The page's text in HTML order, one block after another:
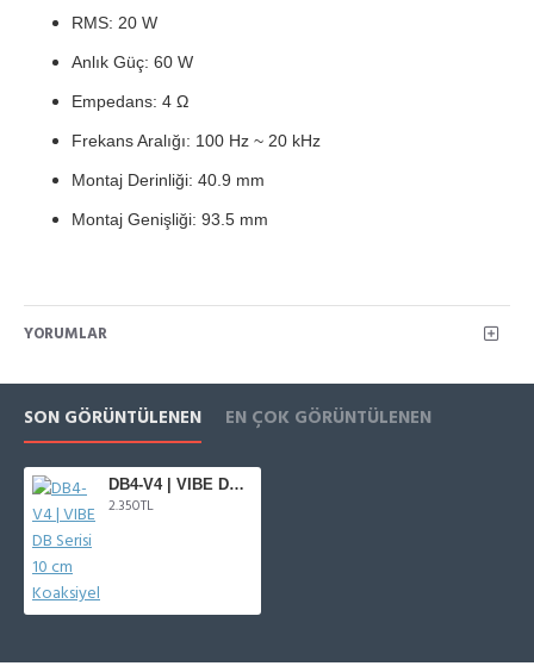
RMS: 20 W
Anlık Güç: 60 W
Empedans: 4 Ω
Frekans Aralığı: 100 Hz ~ 20 kHz
Montaj Derinliği: 40.9 mm
Montaj Genişliği: 93.5 mm
YORUMLAR
SON GÖRÜNTÜLENEN EN ÇOK GÖRÜNTÜLENEN
DB4-V4 | VIBE DB Serisi 10 cm Koaksiyel
2.350TL